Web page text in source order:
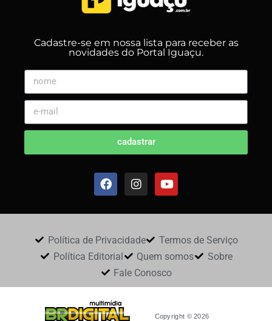
Cadastre-se em nossa lista para receber as
novidades do Portal Iguaçu.
cadastrar
Política de Privacidade
Termos de Serviço
Política Editorial
Quem somos
Sobre
Fale Conosco
Copyright © 2026